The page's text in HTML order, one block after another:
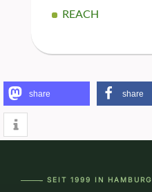
REACH
share share
―――-- SEIT 1999 IN HAMBURG